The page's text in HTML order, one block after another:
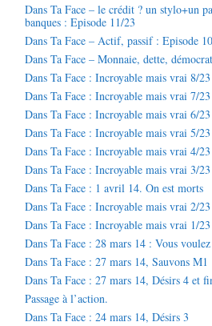
Dans Ta Face – le crédit ? un stylo+un
banques : Episode 11/23
Dans Ta Face – Actif, passif : Episode
Dans Ta Face – Monnaie, dette,
Dans Ta Face : Incroyable mais vrai 8/23
Dans Ta Face : Incroyable mais vrai 7/23
Dans Ta Face : Incroyable mais vrai 6/23
Dans Ta Face : Incroyable mais vrai 5/23
Dans Ta Face : Incroyable mais vrai 4/23
Dans Ta Face : Incroyable mais vrai 3/23
Dans Ta Face : 1 avril 14. On est morts
Dans Ta Face : Incroyable mais vrai 2/23
Dans Ta Face : Incroyable mais vrai 1/23
Dans Ta Face : 28 mars 14 : Vous
Dans Ta Face : 27 mars 14, Sauvons M1
Dans Ta Face : 27 mars 14, Désirs 4 et
Passage à l’action.
Dans Ta Face : 24 mars 14, Désirs 3